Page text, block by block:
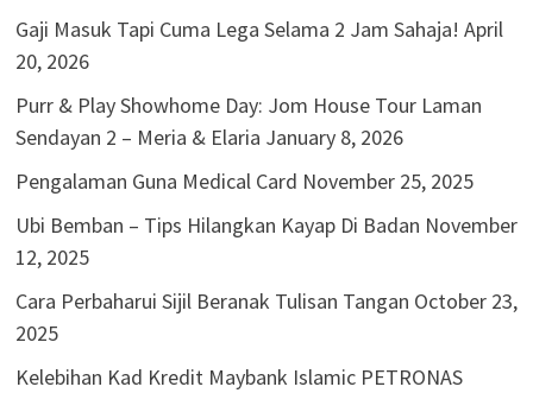
Gaji Masuk Tapi Cuma Lega Selama 2 Jam Sahaja! April
20, 2026
Purr & Play Showhome Day: Jom House Tour Laman
Sendayan 2 – Meria & Elaria January 8, 2026
Pengalaman Guna Medical Card November 25, 2025
Ubi Bemban – Tips Hilangkan Kayap Di Badan November
12, 2025
Cara Perbaharui Sijil Beranak Tulisan Tangan October 23,
2025
Kelebihan Kad Kredit Maybank Islamic PETRONAS